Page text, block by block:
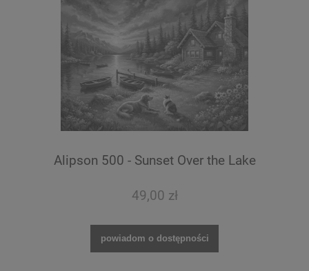
Alipson 500 - Sunset Over the Lake
49,00 zł
powiadom o dostępności